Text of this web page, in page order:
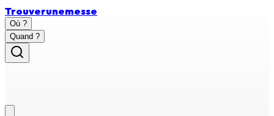
Trouverunemesse
Où ?
Quand ?